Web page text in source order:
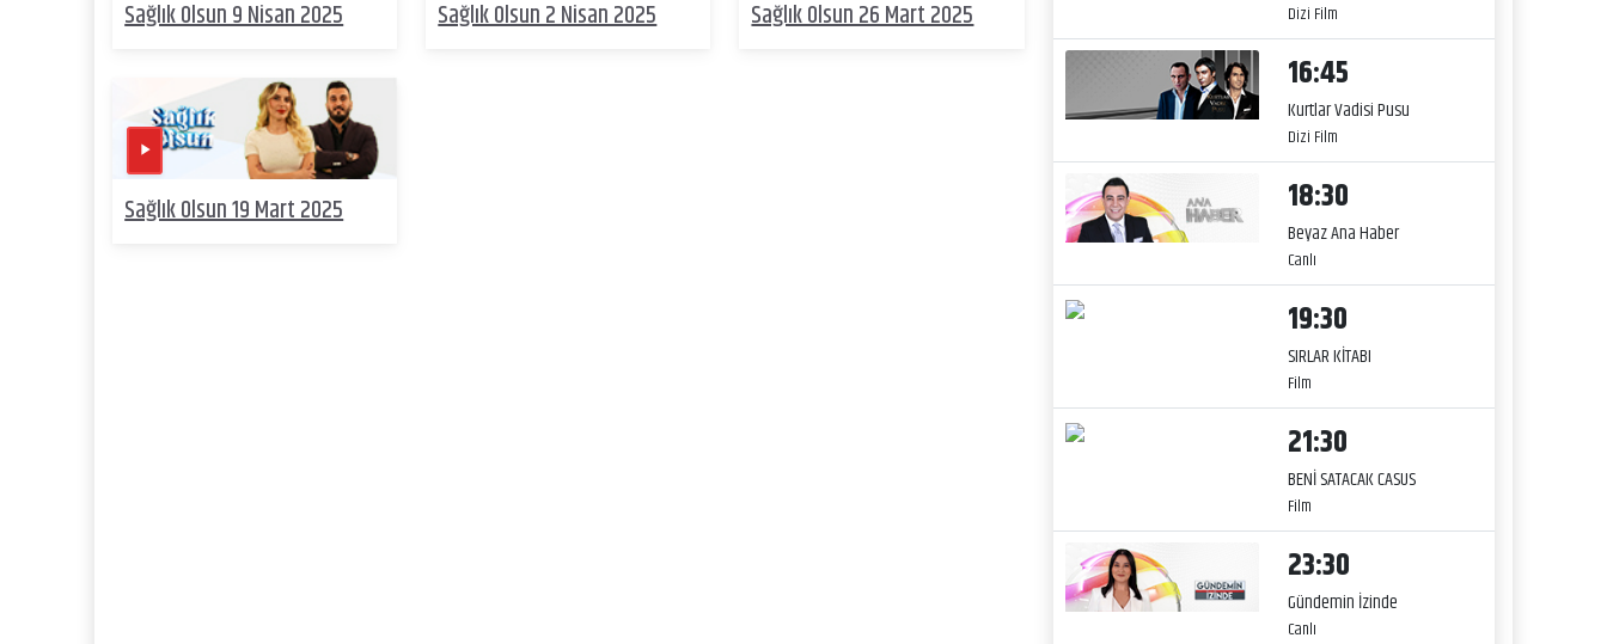
Sağlık Olsun 9 Nisan 2025 Sağlık Olsun 2 Nisan 2025 Sağlık Olsun 26 Mart 2025
Sağlık Olsun 19 Mart 2025
Dizi Film
16:45
Kurtlar Vadisi Pusu
Dizi Film
18:30
Beyaz Ana Haber
Canlı
19:30
SIRLAR KİTABI
Film
21:30
BENİ SATACAK CASUS
Film
23:30
Gündemin İzinde
Canlı